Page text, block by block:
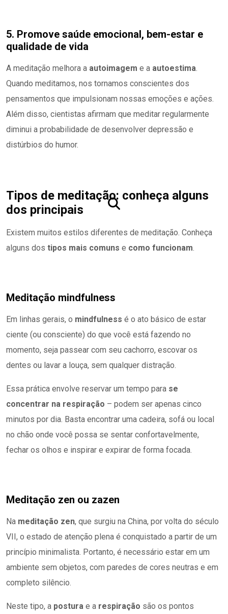
5. Promove saúde emocional, bem-estar e
qualidade de vida
A meditação melhora a autoimagem e a autoestima.
Quando meditamos, nos tornamos conscientes dos
pensamentos que impulsionam nossas emoções e ações.
Além disso, cientistas afirmam que meditar regularmente
diminui a probabilidade de desenvolver depressão e
distúrbios do humor.
Tipos de meditação: conheça alguns
dos principais
Existem muitos estilos diferentes de meditação. Conheça
alguns dos tipos mais comuns e como funcionam.
Meditação mindfulness
Em linhas gerais, o mindfulness é o ato básico de estar
ciente (ou consciente) do que você está fazendo no
momento, seja passear com seu cachorro, escovar os
dentes ou lavar a louça, sem qualquer distração.
Essa prática envolve reservar um tempo para se
concentrar na respiração – podem ser apenas cinco
minutos por dia. Basta encontrar uma cadeira, sofá ou local
no chão onde você possa se sentar confortavelmente,
fechar os olhos e inspirar e expirar de forma focada.
Meditação zen ou zazen
Na meditação zen, que surgiu na China, por volta do século
VII, o estado de atenção plena é conquistado a partir de um
princípio minimalista. Portanto, é necessário estar em um
ambiente sem objetos, com paredes de cores neutras e em
completo silêncio.
Neste tipo, a postura e a respiração são os pontos